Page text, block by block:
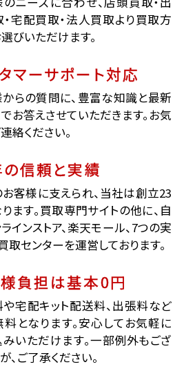
宅配買取・法人買取より買取方
びいただけます。
マーサポート対応
らの質問に、豊富な知識と最新
お答えさせていただきます。お気
絡ください。
信頼と実績
客様に支えられ、当社は創立23
ます。買取専門サイトの他に、自
インストア、楽天モール、7つの実
取センターを運営しております。
負担は基本0円
宅配キット配送料、出張料など
となります。安心してお気軽に
いただけます。一部例外もござ
、ご了承ください。